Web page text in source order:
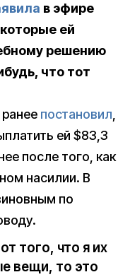
в эфире
ей
решению
что тот
постановил,
ей $83,3
после того, как
насилии. В
по
того, что я их
вещи, то это